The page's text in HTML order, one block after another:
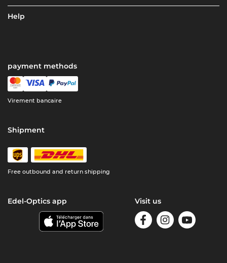
Help
payment methods
Virement bancaire
Shipment
Free outbound and return shipping
Edel-Optics app Visit us